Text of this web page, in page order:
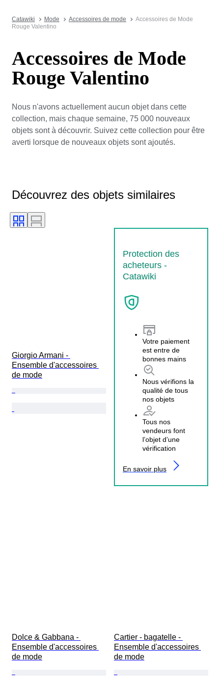
Catawiki Mode Accessoires de mode
Accessoires de Mode
Rouge Valentino
Accessoires de Mode
Rouge Valentino
Nous n'avons actuellement aucun objet dans cette
collection, mais chaque semaine, 75 000 nouveaux
objets sont à découvrir. Suivez cette collection pour être
averti lorsque de nouveaux objets sont ajoutés.
Découvrez des objets similaires
Protection des
acheteurs -
Catawiki
Votre paiement
est entre de
bonnes mains
Nous vérifions la
qualité de tous
nos objets
Tous nos
vendeurs font
l’objet d’une
vérification
En savoir plus
Giorgio Armani -
Ensemble d'accessoires
de mode
Dolce & Gabbana -
Ensemble d'accessoires
de mode
Cartier - bagatelle -
Ensemble d'accessoires
de mode